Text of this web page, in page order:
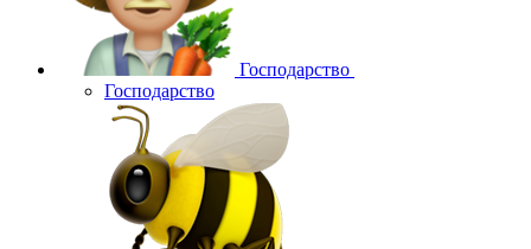
Господарство
Господарство